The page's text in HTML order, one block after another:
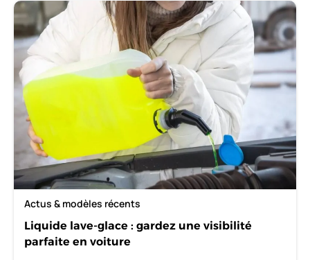
Actus & modèles récents
Liquide lave-glace : gardez une visibilité
parfaite en voiture